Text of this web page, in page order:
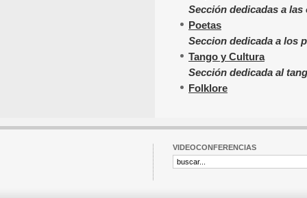
Sección dedicadas a las
Poetas
Seccion dedicada a los
Tango y Cultura
Sección dedicada al
Folklore
VIDEOCONFERENCIAS